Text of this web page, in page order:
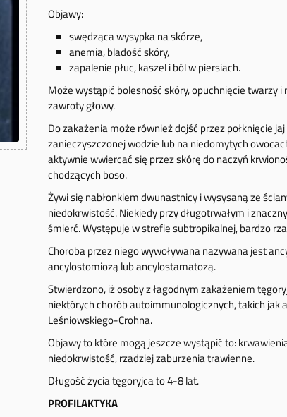
Objawy:
swędząca wysypka na skórze,
anemia, bladość skóry,
zapalenie płuc, kaszel i ból w piersiach.
Może wystąpić bolesność skóry, opuchnięcie twarzy i
zawroty głowy.
Do zakażenia może również dojść przez połknięcie
zanieczyszczonej wodzie lub na niedomytych
aktywnie wwiercać się przez skórę do naczyń
chodzących boso.
Żywi się nabłonkiem dwunastnicy i wysysaną ze
niedokrwistość. Niekiedy przy długotrwałym i
śmierć. Występuje w strefie subtropikalnej, bardzo
Choroba przez niego wywoływana nazywana jest
ancylostomiozą lub ancylostamatozą.
Stwierdzono, iż osoby z łagodnym zakażeniem
niektórych chorób autoimmunologicznych, takich jak
Leśniowskiego-Crohna.
Objawy to które mogą jeszcze wystąpić to:
niedokrwistość, rzadziej zaburzenia trawienne.
Długość życia tęgoryjca to 4-8 lat.
PROFILAKTYKA